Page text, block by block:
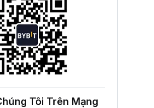
cần nạp
Tôi Trên Mạng